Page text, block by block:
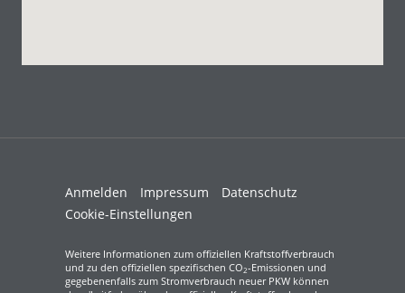
Anmelden Impressum
Datenschutz
Cookie-Einstellungen
Weitere Informationen zum offiziellen Kraftstoffverbrauch
und zu den offiziellen spezifischen CO2-Emissionen und
gegebenenfalls zum Stromverbrauch neuer PKW können